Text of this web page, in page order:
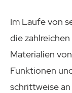
Im Laufe von
die
Materialien
Funktionen
schrittweise